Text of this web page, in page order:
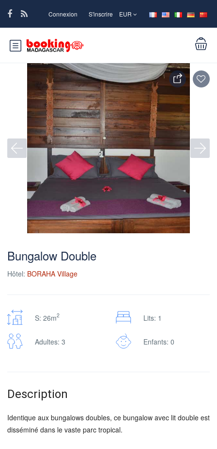
Connexion S'inscrire EUR
Bungalow Double
Hôtel: BORAHA Village
S: 26m2 Lits: 1
Adultes: 3 Enfants: 0
Description
Identique aux bungalows doubles, ce bungalow avec lit double est
disséminé dans le vaste parc tropical.